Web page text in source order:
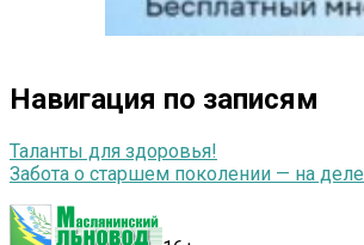
Навигация по записям
Таланты для здоровья!
Забота о старшем поколении — на деле